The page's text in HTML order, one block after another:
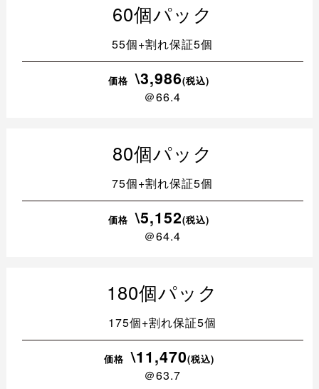
60個パック
55個+割れ保証5個
価格 \3,986(税込)
＠66.4
80個パック
75個+割れ保証5個
価格 \5,152(税込)
＠64.4
180個パック
175個+割れ保証5個
価格 \11,470(税込)
＠63.7